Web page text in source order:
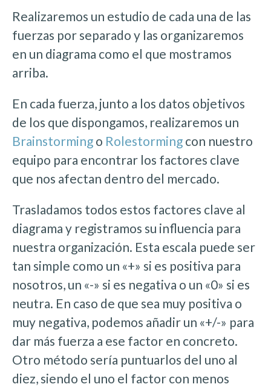
Realizaremos un estudio de cada una de las
fuerzas por separado y las organizaremos
en un diagrama como el que mostramos
arriba.
En cada fuerza, junto a los datos objetivos
de los que dispongamos, realizaremos un
Brainstormingo Rolestormingcon nuestro
equipo para encontrar los factores clave
que nos afectan dentro del mercado.
Trasladamos todos estos factores clave al
diagrama y registramos su influencia para
nuestra organización. Esta escala puede ser
tan simple como un «+» si es positiva para
nosotros, un «-» si es negativa o un «0» si es
neutra. En caso de que sea muy positiva o
muy negativa, podemos añadir un «+/-» para
dar más fuerza a ese factor en concreto.
Otro método sería puntuarlos del uno al
diez, siendo el uno el factor con menos